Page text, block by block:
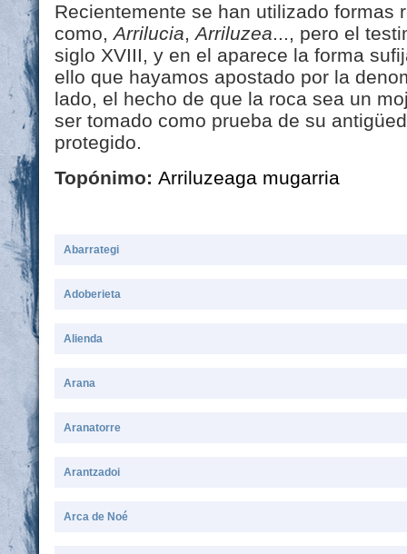
Recientemente se han utilizado formas
como,Arrilucia,Arriluzea..., pero el
siglo XVIII, y en el aparece la forma
ello que hayamos apostado por la
lado, el hecho de que la roca sea un
ser tomado como prueba de su
protegido.
Topónimo: Arriluzeaga mugarria
Abarrategi
Adoberieta
Alienda
Arana
Aranatorre
Arantzadoi
Arca de Noé